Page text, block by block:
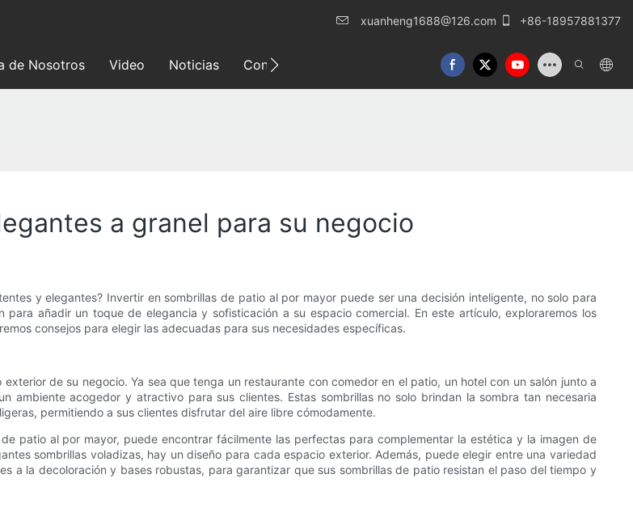
xuanheng1688@126.com +86-18957881377
de Nosotros Video Noticias Contáctenos
a granel para su negocio
y elegantes? Invertir en sombrillas de patio al por mayor puede ser una decisión inteligente, no solo para
añadir un toque de elegancia y sofisticación a su espacio comercial. En este artículo, exploraremos los
consejos para elegir las adecuadas para sus necesidades específicas.
de su negocio. Ya sea que tenga un restaurante con comedor en el patio, un hotel con un salón junto a
acogedor y atractivo para sus clientes. Estas sombrillas no solo brindan la sombra tan necesaria
permitiendo a sus clientes disfrutar del aire libre cómodamente.
patio al por mayor, puede encontrar fácilmente las perfectas para complementar la estética y la imagen de
sombrillas voladizas, hay un diseño para cada espacio exterior. Además, puede elegir entre una variedad
a la decoloración y bases robustas, para garantizar que sus sombrillas de patio resistan el paso del tiempo y